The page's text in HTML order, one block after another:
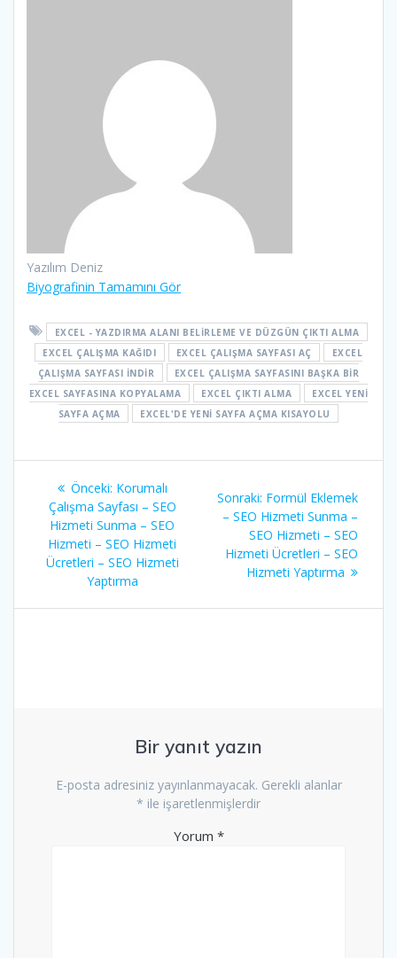
Yazılım Deniz
Biyografinin Tamamını Gör
EXCEL - YAZDIRMA ALANI BELIRLEME VE DÜZGÜN ÇIKTI ALMA
EXCEL ÇALIŞMA KAĞIDI
EXCEL ÇALIŞMA SAYFASI AÇ
EXCEL
ÇALIŞMA SAYFASI INDIR
EXCEL ÇALIŞMA SAYFASINI BAŞKA BIR
EXCEL SAYFASINA KOPYALAMA
EXCEL ÇIKTI ALMA
EXCEL YENI
SAYFA AÇMA
EXCEL'DE YENI SAYFA AÇMA KISAYOLU
Yazı
gezinmesi
Önceki: Önceki
yazı:
Korumalı
Çalışma Sayfası – SEO
Hizmeti Sunma – SEO
Hizmeti – SEO Hizmeti
Ücretleri – SEO Hizmeti
Yaptırma
Sonraki: Sonraki
yazı:
Formül Eklemek
– SEO Hizmeti Sunma –
SEO Hizmeti – SEO
Hizmeti Ücretleri – SEO
Hizmeti Yaptırma
Bir yanıt yazın
E-posta adresiniz yayınlanmayacak. Gerekli alanlar
* ile işaretlenmişlerdir
Yorum *